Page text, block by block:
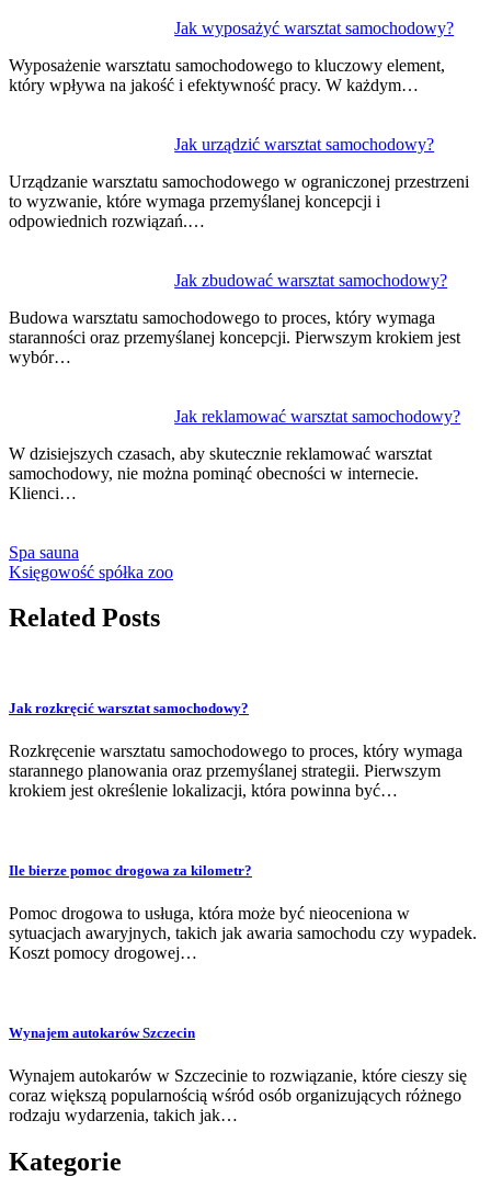
Jak wyposażyć warsztat samochodowy?
Wyposażenie warsztatu samochodowego to kluczowy element,
który wpływa na jakość i efektywność pracy. W każdym…
Jak urządzić warsztat samochodowy?
Urządzanie warsztatu samochodowego w ograniczonej przestrzeni
to wyzwanie, które wymaga przemyślanej koncepcji i
odpowiednich rozwiązań.…
Jak zbudować warsztat samochodowy?
Budowa warsztatu samochodowego to proces, który wymaga
staranności oraz przemyślanej koncepcji. Pierwszym krokiem jest
wybór…
Jak reklamować warsztat samochodowy?
W dzisiejszych czasach, aby skutecznie reklamować warsztat
samochodowy, nie można pominąć obecności w internecie.
Klienci…
Spa sauna
Księgowość spółka zoo
Related Posts
Jak rozkręcić warsztat samochodowy?
Rozkręcenie warsztatu samochodowego to proces, który wymaga
starannego planowania oraz przemyślanej strategii. Pierwszym
krokiem jest określenie lokalizacji, która powinna być…
Ile bierze pomoc drogowa za kilometr?
Pomoc drogowa to usługa, która może być nieoceniona w
sytuacjach awaryjnych, takich jak awaria samochodu czy wypadek.
Koszt pomocy drogowej…
Wynajem autokarów Szczecin
Wynajem autokarów w Szczecinie to rozwiązanie, które cieszy się
coraz większą popularnością wśród osób organizujących różnego
rodzaju wydarzenia, takich jak…
Kategorie